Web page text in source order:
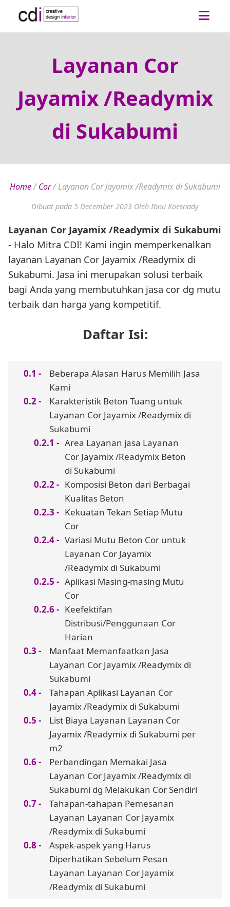
Layanan Cor
Jayamix /Readymix
di Sukabumi
Home/Cor/Layanan Cor Jayamix /Readymix di Sukabumi
Dibuat pada 5 December 2023 Oleh Ibnu Koesnady
Layanan Cor Jayamix /Readymix di Sukabumi
- Halo Mitra CDI! Kami ingin memperkenalkan
layanan Layanan Cor Jayamix /Readymix di
Sukabumi. Jasa ini merupakan solusi terbaik
bagi Anda yang membutuhkan jasa cor dg mutu
terbaik dan harga yang kompetitif.
Daftar Isi:
Beberapa Alasan Harus Memilih Jasa
Kami
Karakteristik Beton Tuang untuk
Layanan Cor Jayamix /Readymix di
Sukabumi
Area Layanan jasa Layanan
Cor Jayamix /Readymix Beton
di Sukabumi
Komposisi Beton dari Berbagai
Kualitas Beton
Kekuatan Tekan Setiap Mutu
Cor
Variasi Mutu Beton Cor untuk
Layanan Cor Jayamix
/Readymix di Sukabumi
Aplikasi Masing-masing Mutu
Cor
Keefektifan
Distribusi/Penggunaan Cor
Harian
Manfaat Memanfaatkan Jasa
Layanan Cor Jayamix /Readymix di
Sukabumi
Tahapan Aplikasi Layanan Cor
Jayamix /Readymix di Sukabumi
List Biaya Layanan Layanan Cor
Jayamix /Readymix di Sukabumi per
m2
Perbandingan Memakai Jasa
Layanan Cor Jayamix /Readymix di
Sukabumi dg Melakukan Cor Sendiri
Tahapan-tahapan Pemesanan
Layanan Layanan Cor Jayamix
/Readymix di Sukabumi
Aspek-aspek yang Harus
Diperhatikan Sebelum Pesan
Layanan Layanan Cor Jayamix
/Readymix di Sukabumi